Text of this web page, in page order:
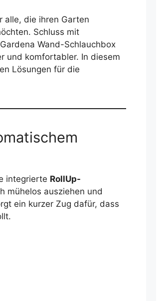
alle, die ihren Garten
Schluss mit
Wand-Schlauchbox
und komfortabler. In diesem
Lösungen für die
integrierte RollUp-
mühelos ausziehen und
ein kurzer Zug dafür, dass